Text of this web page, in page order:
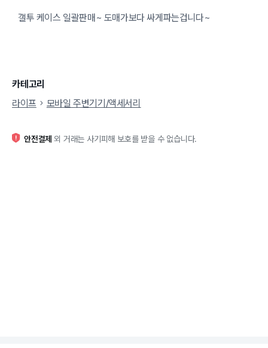
갤투 케이스 일괄판매~ 도매가보다 싸게파는겁니다~
카테고리
라이프
모바일 주변기기/액세서리
안전결제 외 거래는 사기피해 보호를 받을 수 없습니다.